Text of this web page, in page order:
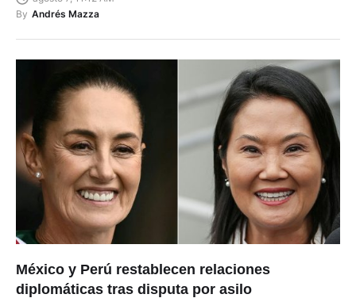
By Andrés Mazza
México y Perú restablecen relaciones
diplomáticas tras disputa por asilo